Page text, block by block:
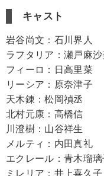
キャスト
岩谷尚文：石川界人
ラフタリア：瀬戸麻沙
フィーロ：日高里菜
リーシア：原奈津子
天木錬：松岡禎丞
北村元康：高橋信
川澄樹：山谷祥生
メルティ：内田真礼
エクレール：青木瑠璃
ミレリア：井上喜久子